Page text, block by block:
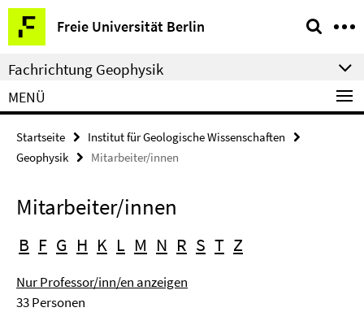
Springe
direkt
zu
Inhalt
Freie Universität Berlin
Service-
Navigation
Fachrichtung Geophysik
MENÜ
Startseite
Institut für Geologische Wissenschaften
Geophysik
Mitarbeiter/innen
Mitarbeiter/innen
B F G H K L M N R S T Z
Nur Professor/inn/en anzeigen
33 Personen